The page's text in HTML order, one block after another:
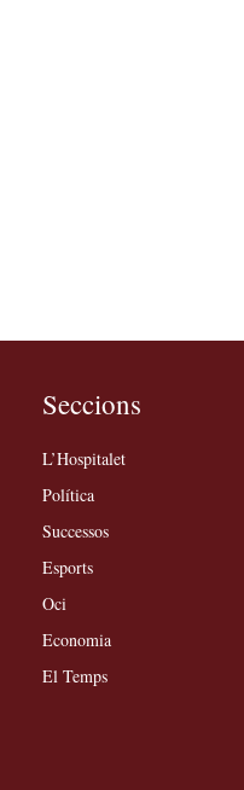
Seccions
L’Hospitalet
Política
Successos
Esports
Oci
Economia
El Temps